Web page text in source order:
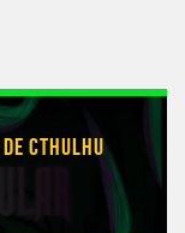
CTHULHU